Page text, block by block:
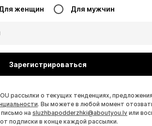
женщин Для мужчин
Зарегистрироваться
рассылки о текущих тенденциях,
. Вы можете в любой момент
на sluzhbapodderzhki@aboutyou.lv или
подписки в конце каждой рассылки.